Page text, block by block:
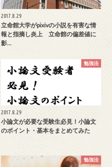
2017.8.29
立命館大学がpixivの小説を有害な情
報と指摘し炎上 立命館の偏差値に
影…
勉強法
2017.8.29
小論文が必要な受験生必見！小論文
のポイント・基本をまとめてみた
勉強法